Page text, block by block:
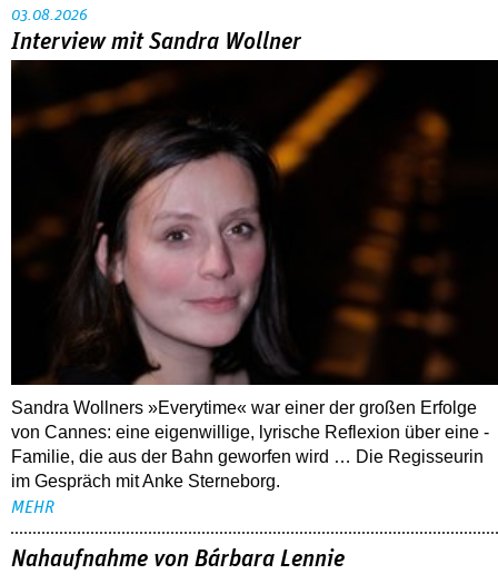
03.08.2026
Interview mit Sandra Wollner
Sandra Wollners »Everytime« war einer der großen Erfolge
von Cannes: eine eigenwillige, lyrische Reflexion über eine ­
Familie, die aus der Bahn geworfen wird … Die Regisseurin
im Gespräch mit Anke Sterneborg.
MEHR
Nahaufnahme von Bárbara Lennie